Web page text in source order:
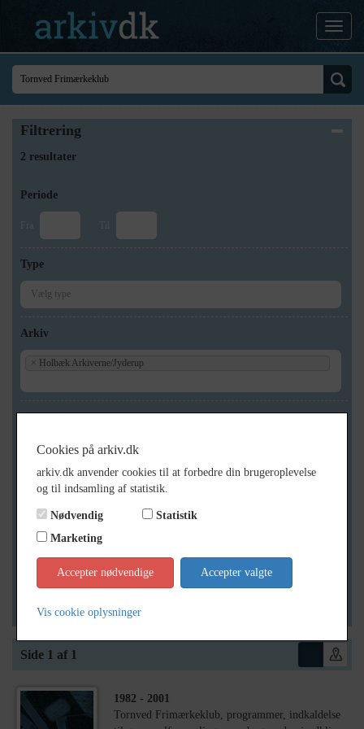
Filtrering
2 resultater
Periode
Fra Til
Type
Arkiv
× Holbæk Arkiverne/Jyderup
Geografi
Generelt
Vis kun med billeder
Vis kun med filmklip
Vis kun med lydklip
Vis kun med geo-tag
Side 1 af 1
1982 - 2001
Tornved Frimærkeklub, programmer, indkaldelse
Cookies på arkiv.dk
arkiv.dk anvender cookies til at forbedre din brugeroplevelse
og til indsamling af statistik.
Nødvendig
Statistik
Marketing
Accepter nødvendige Accepter valgte
Vis cookie oplysninger